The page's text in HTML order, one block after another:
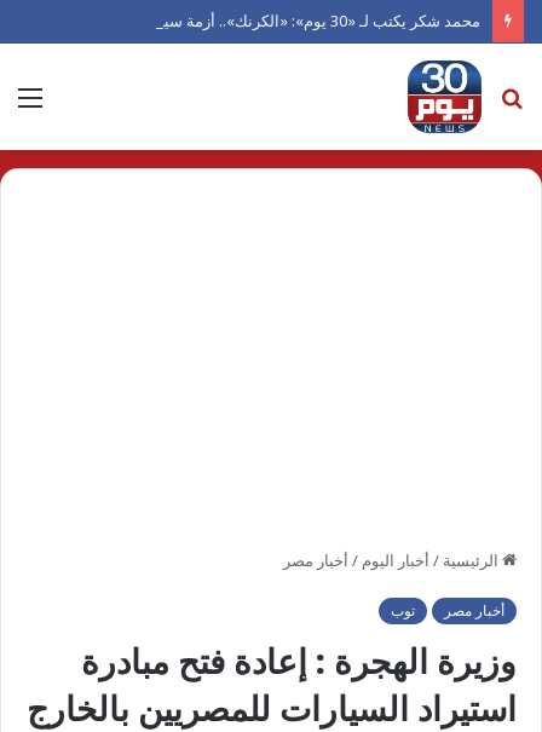
محمد شكر يكتب لـ «30 يوم»: «الكرنك».. أزمة سينما أتلفها الهوى
بحث
عن
الرئيسية / أخبار اليوم / أخبار مصر
أخبار مصر توب
وزيرة الهجرة : إعادة فتح مبادرة
استيراد السيارات للمصريين بالخارج